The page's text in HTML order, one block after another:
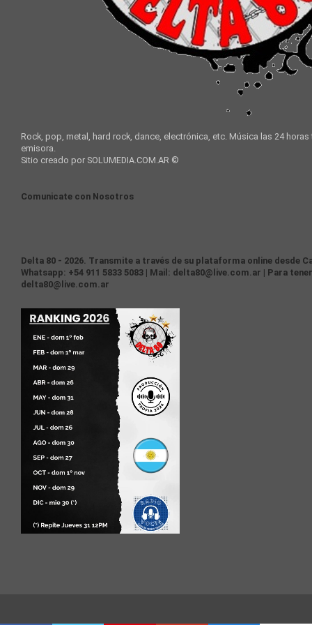
Rock, pop, metal, hard rock, dance, electrónica, etc. Música las 24
emisora.
Sitio creado por SOLUMEDIA.COM.AR ©
Comunicate con Nosotros
Delta 80 - 2026. Transmite a través de su plataforma online desde
Whatsapp: +54 911 5833 5083 | Mail: delta80@live.com.ar | Para
delta80@live.com.ar